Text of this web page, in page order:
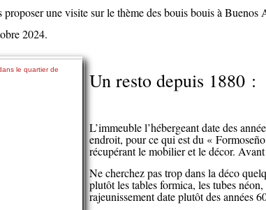
une visite sur le thème des bouis bouis à
2024.
Un resto depuis 1880 :
L’immeuble l’hébergeant date des
endroit, pour ce qui est du «
récupérant le mobilier et le décor.
Ne cherchez pas trop dans la déco
plutôt les tables formica, les tubes
rajeunissement date plutôt des années